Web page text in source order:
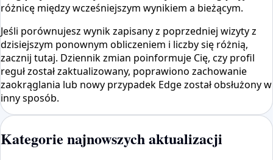
różnicę między wcześniejszym wynikiem a bieżącym.
Jeśli porównujesz wynik zapisany z poprzedniej wizyty z
dzisiejszym ponownym obliczeniem i liczby się różnią,
zacznij tutaj. Dziennik zmian poinformuje Cię, czy profil
reguł został zaktualizowany, poprawiono zachowanie
zaokrąglania lub nowy przypadek Edge został obsłużony w
inny sposób.
Kategorie najnowszych aktualizacji